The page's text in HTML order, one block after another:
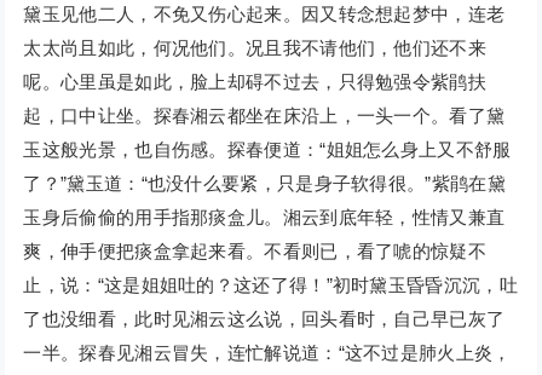
黛玉见他二人，不免又伤心起来。因又转念想起梦中，连老
太太尚且如此，何况他们。况且我不请他们，他们还不来
呢。心里虽是如此，脸上却碍不过去，只得勉强令紫鹃扶
起，口中让坐。探春湘云都坐在床沿上，一头一个。看了黛
玉这般光景，也自伤感。探春便道：“姐姐怎么身上又不舒服
了？”黛玉道：“也没什么要紧，只是身子软得很。”紫鹃在黛
玉身后偷偷的用手指那痰盒儿。湘云到底年轻，性情又兼直
爽，伸手便把痰盒拿起来看。不看则已，看了唬的惊疑不
止，说：“这是姐姐吐的？这还了得！”初时黛玉昏昏沉沉，吐
了也没细看，此时见湘云这么说，回头看时，自己早已灰了
一半。探春见湘云冒失，连忙解说道：“这不过是肺火上炎，